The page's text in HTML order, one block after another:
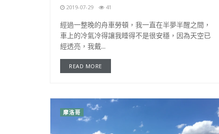
2019-07-29 41
經過一整晚的舟車勞頓，我一直在半夢半醒之間，
車上的冷氣冷得讓我睡得不是很安穩，因為天空已
經透亮，我戴...
READ MORE
摩洛哥